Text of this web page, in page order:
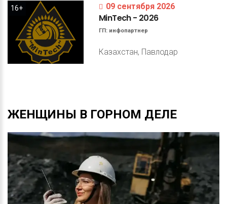
16+ 09 сентября 2026
MinTech- 2026
ГП: инфопартнер
Казахстан, Павлодар
ЖЕНЩИНЫ В ГОРНОМ ДЕЛЕ